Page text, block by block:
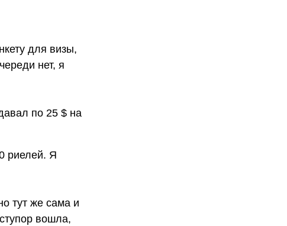
для визы,
нет, я
по 25 $ на
риелей. Я
тут же сама и
вошла,